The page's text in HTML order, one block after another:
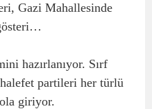
Gazi Mahallesinde
hazırlanıyor. Sırf
partileri her türlü
giriyor.